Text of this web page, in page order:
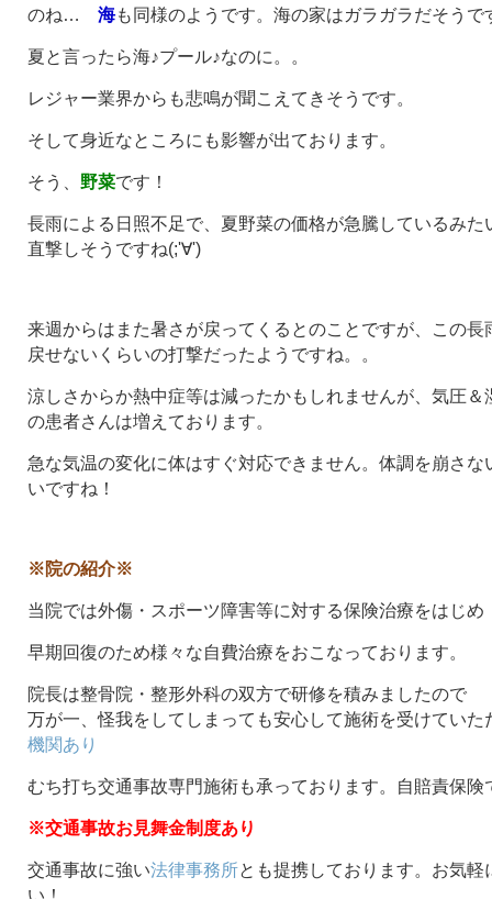
のね… 海も同様のようです。海の家はガラガラだそうで
夏と言ったら海♪プール♪なのに。。
レジャー業界からも悲鳴が聞こえてきそうです。
そして身近なところにも影響が出ております。
そう、 野菜です！
長雨による日照不足で、夏野菜の価格が急騰しているみた
直撃しそうですね(;'∀')
来週からはまた暑さが戻ってくるとのことですが、この長
戻せないくらいの打撃だったようですね。。
涼しさからか熱中症等は減ったかもしれませんが、気圧＆
の患者さんは増えております。
急な気温の変化に体はすぐ対応できません。体調を崩さな
いですね！
※院の紹介※
当院では外傷・スポーツ障害等に対する保険治療をはじめ
早期回復のため様々な自費治療をおこなっております。
院長は整骨院・整形外科の双方で研修を積みましたので
万が一、怪我をしてしまっても安心して施術を受けていた
機関あり
むち打ち交通事故専門施術も承っております。自賠責保険
※交通事故お見舞金制度あり
交通事故に強い法律事務所とも提携しております。お気軽
い！